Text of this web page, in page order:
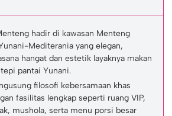
hadir di kawasan Menteng
Mediterania yang elegan,
hangat dan estetik layaknya makan
pantai Yunani.
filosofi kebersamaan khas
fasilitas lengkap seperti ruang VIP,
mushola, serta menu porsi besar